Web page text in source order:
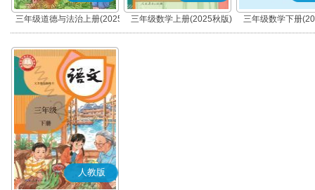
三年级道德与法治上册(2025
秋版)(部编版)
三年级数学上册(2025秋版) 三年级数学下册
人教版